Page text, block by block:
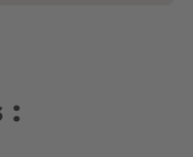
: